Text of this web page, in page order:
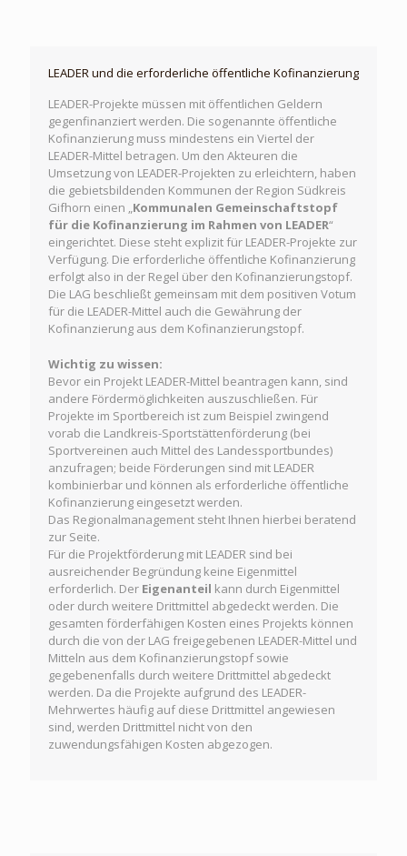
LEADER und die erforderliche öffentliche Kofinanzierung
LEADER-Projekte müssen mit öffentlichen Geldern
gegenfinanziert werden. Die sogenannte öffentliche
Kofinanzierung muss mindestens ein Viertel der
LEADER-Mittel betragen. Um den Akteuren die
Umsetzung von LEADER-Projekten zu erleichtern, haben
die gebietsbildenden Kommunen der Region Südkreis
Gifhorn einen „Kommunalen Gemeinschaftstopf
für die Kofinanzierung im Rahmen von LEADER“
eingerichtet. Diese steht explizit für LEADER-Projekte zur
Verfügung. Die erforderliche öffentliche Kofinanzierung
erfolgt also in der Regel über den Kofinanzierungstopf.
Die LAG beschließt gemeinsam mit dem positiven Votum
für die LEADER-Mittel auch die Gewährung der
Kofinanzierung aus dem Kofinanzierungstopf.
Wichtig zu wissen:
Bevor ein Projekt LEADER-Mittel beantragen kann, sind
andere Fördermöglichkeiten auszuschließen. Für
Projekte im Sportbereich ist zum Beispiel zwingend
vorab die Landkreis-Sportstättenförderung (bei
Sportvereinen auch Mittel des Landessportbundes)
anzufragen; beide Förderungen sind mit LEADER
kombinierbar und können als erforderliche öffentliche
Kofinanzierung eingesetzt werden.
Das Regionalmanagement steht Ihnen hierbei beratend
zur Seite.
Für die Projektförderung mit LEADER sind bei
ausreichender Begründung keine Eigenmittel
erforderlich. Der Eigenanteil kann durch Eigenmittel
oder durch weitere Drittmittel abgedeckt werden. Die
gesamten förderfähigen Kosten eines Projekts können
durch die von der LAG freigegebenen LEADER-Mittel und
Mitteln aus dem Kofinanzierungstopf sowie
gegebenenfalls durch weitere Drittmittel abgedeckt
werden. Da die Projekte aufgrund des LEADER-
Mehrwertes häufig auf diese Drittmittel angewiesen
sind, werden Drittmittel nicht von den
zuwendungsfähigen Kosten abgezogen.